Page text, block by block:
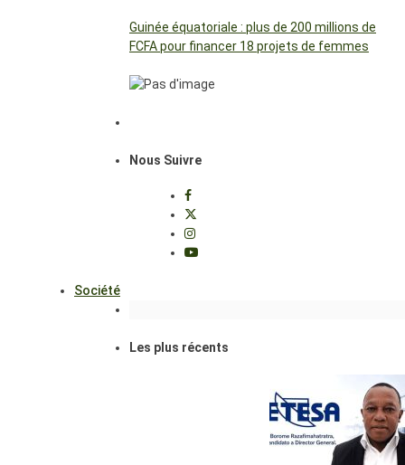
Guinée équatoriale : plus de 200 millions de
FCFA pour financer 18 projets de femmes
Nous Suivre
Société
Les plus récents